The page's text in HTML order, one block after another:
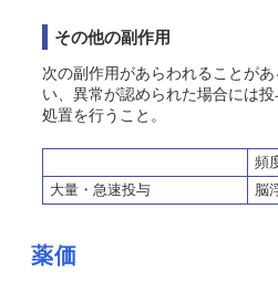
その他の副作用
次の副作用があらわれることが
い、異常が認められた場合には
処置を行うこと。
頻
大量・急速投与
脳
薬価